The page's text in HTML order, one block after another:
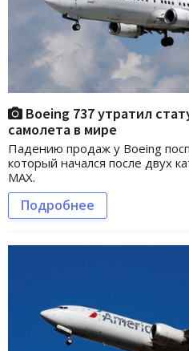
Boeing 737 утратил
самолета в мире
Падению продаж у Boeing
который начался после двух
MAX.
Подробнее